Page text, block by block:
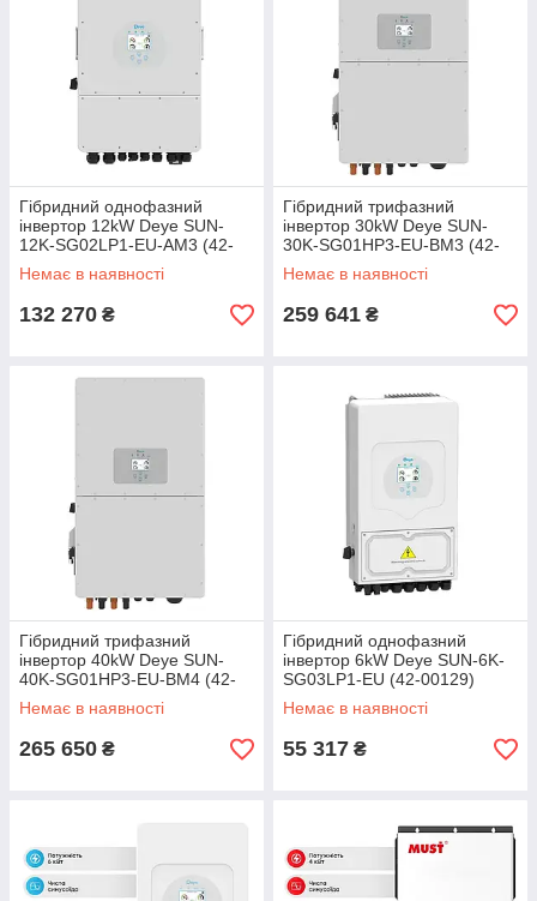
Гібридний однофазний
інвертор 12kW Deye SUN-
12K-SG02LP1-EU-AM3 (42-
00130)
Немає в наявності
132 270 ₴
Гібридний трифазний
інвертор 30kW Deye SUN-
30K-SG01HP3-EU-BM3 (42-
00133)
Немає в наявності
259 641 ₴
Гібридний трифазний
інвертор 40kW Deye SUN-
40K-SG01HP3-EU-BM4 (42-
00132)
Немає в наявності
265 650 ₴
Гібридний однофазний
інвертор 6kW Deye SUN-6K-
SG03LP1-EU (42-00129)
Немає в наявності
55 317 ₴